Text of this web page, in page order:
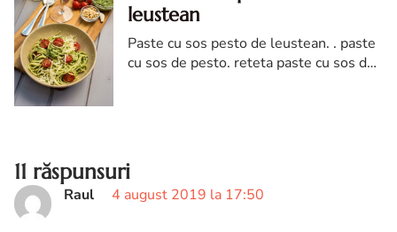
leustean
Paste cu sos pesto de leustean. . paste
cu sos de pesto. reteta paste cu sos de
11 răspunsuri
Raul 4 august 2019 la 17:50